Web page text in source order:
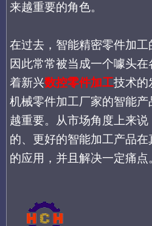
来越重要的角色。
在过去， 智能精密零件加工
因此常常被当成一个噱头
着新兴数控零件加工技术的
机械零件加工厂家的智能产
越重要。
从市场角度上来说
的、更好的智能加工产品在
的应用，并且解决一定痛点